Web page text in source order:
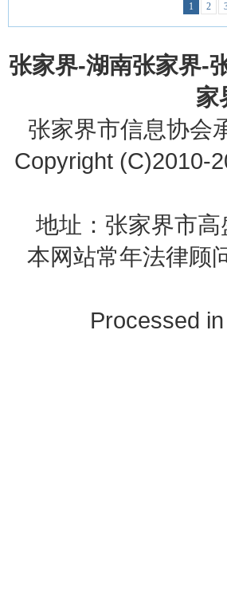
1 2
张家界-湖南张家界-
家
张家界市信息协会
Copyright (C)2010-
地址：张家界市
本网站常年法律顾
Processed